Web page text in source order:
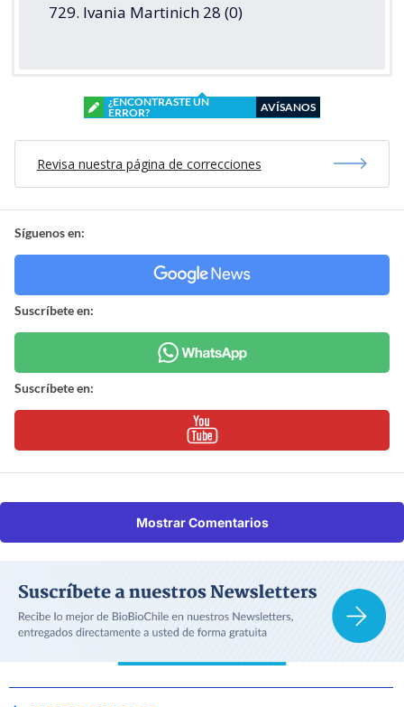
729. Ivania Martinich 28 (0)
¿ENCONTRASTE UN
ERROR?
AVÍSANOS
Revisa nuestra página de correcciones
Síguenos en:
Suscríbete en:
Suscríbete en:
Mostrar Comentarios